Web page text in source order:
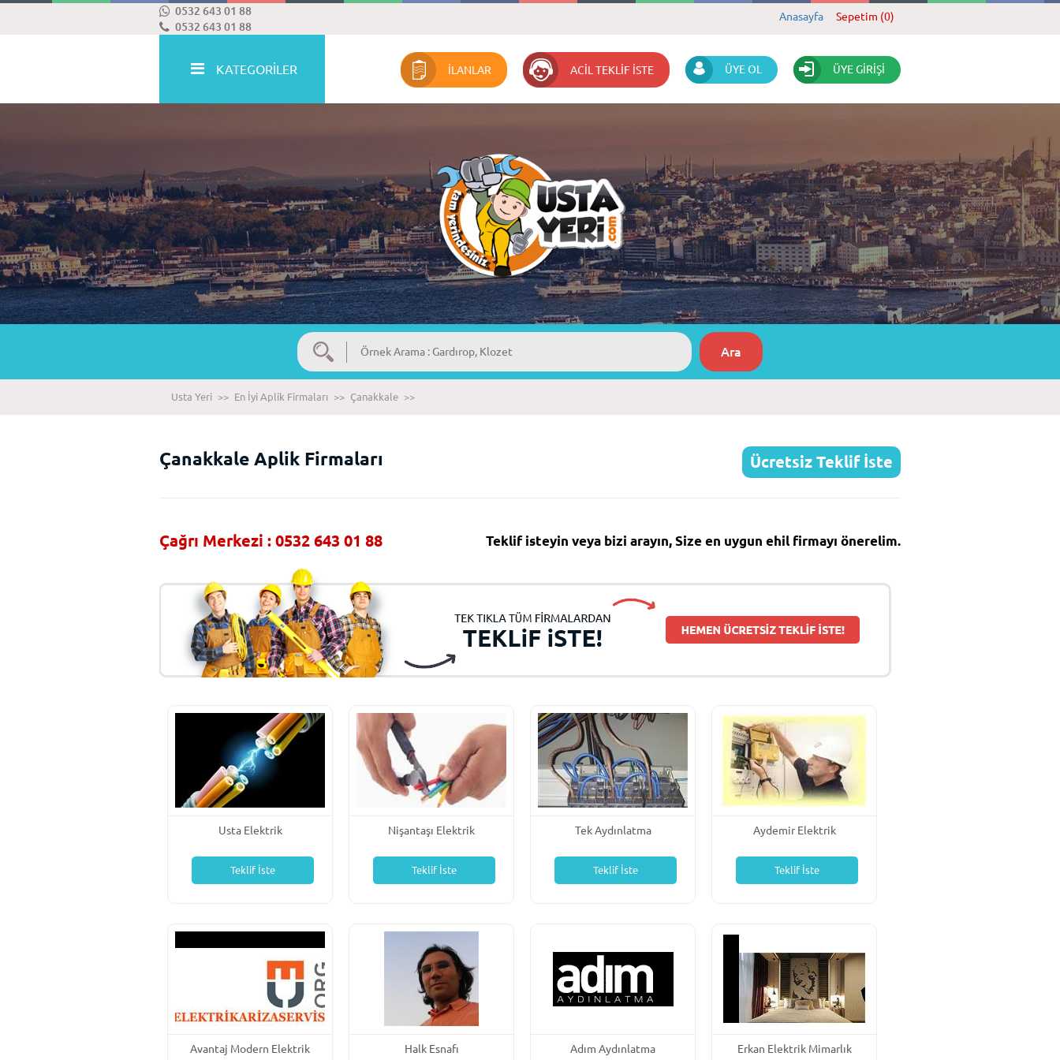
0532 643 01 88
0532 643 01 88
Anasayfa Sepetim (0)
KATEGORİLER İLANLAR ACİL TEKLİF İSTE ÜYE OL ÜYE GİRİŞİ
Usta Yeri >> En İyi Aplik Firmaları >> Çanakkale >>
Çanakkale Aplik Firmaları Ücretsiz Teklif İste
Çağrı Merkezi : 0532 643 01 88 Teklif isteyin veya bizi arayın, Size en uygun ehil firmayı önerelim.
Usta Elektrik
Teklif İste
Nişantaşı Elektrik
Teklif İste
Tek Aydınlatma
Teklif İste
Aydemir Elektrik
Teklif İste
Avantaj Modern Elektrik
Halk Esnafı Adım Aydınlatma Erkan Elektrik Mimarlık